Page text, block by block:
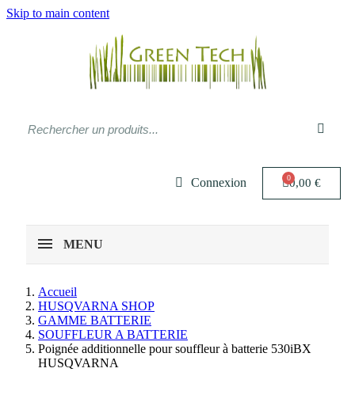
Skip to main content
Connexion 0,00 €
MENU
Accueil
HUSQVARNA SHOP
GAMME BATTERIE
SOUFFLEUR A BATTERIE
Poignée additionnelle pour souffleur à batterie 530iBX
HUSQVARNA